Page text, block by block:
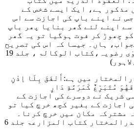
مذکور ہے، ایک ایسے شخص کے
نے اپنے باپ کی اجازت سے اس
اپنے لئے گھر بنایا پھر باپ
چھوڑ کر فوت ہوگیا تو یہ گھر
ہاں۔ جیسا کہ اس کی تصریح
(فتاوٰی رضویہ،کتاب الوکالۃ ، جلد 19
میں ہے:أَنْفَقَ بِلَا إذْنِ
مُتَبَرِّعٌ كَمَرَمَّةِ دَارٍ
شریک نے دوسرے کی اجازت کے
اجازت کے بغیر کچھ خرچ کیا تو
مشترکہ مکان میں خرچ کرنا۔
(تنویر الابصار مع الدرالمختار کتاب المزارعۃ جلد 6